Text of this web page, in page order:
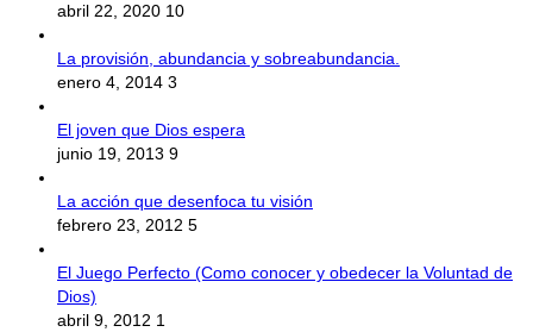
abril 22, 2020 10
La provisión, abundancia y sobreabundancia.
enero 4, 2014 3
El joven que Dios espera
junio 19, 2013 9
La acción que desenfoca tu visión
febrero 23, 2012 5
El Juego Perfecto (Como conocer y obedecer la Voluntad de
Dios)
abril 9, 2012 1